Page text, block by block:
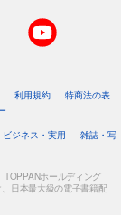
利用規約
特商法の表
ビジネス・実用
雑誌・写
ホールディング
日本最大級の電子書籍配